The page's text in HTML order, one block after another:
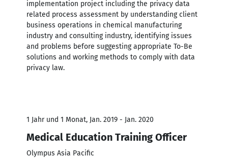
implementation project including the privacy data
related process assessment by understanding client
business operations in chemical manufacturing
industry and consulting industry, identifying issues
and problems before suggesting appropriate To-Be
solutions and working methods to comply with data
privacy law.
1 Jahr und 1 Monat, Jan. 2019 - Jan. 2020
Medical Education Training Officer
Olympus Asia Pacific